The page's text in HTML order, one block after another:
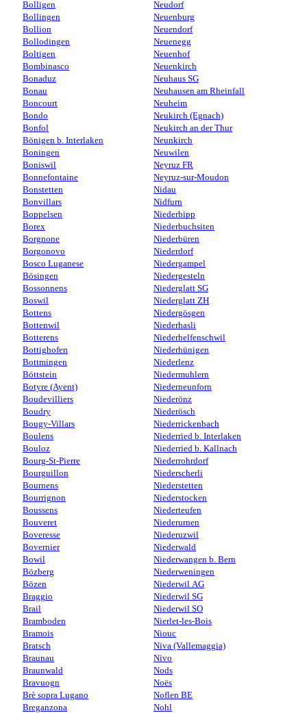
Bolligen
Bollingen
Bollion
Bollodingen
Boltigen
Bombinasco
Bonaduz
Bonau
Boncourt
Bondo
Bonfol
Bönigen b. Interlaken
Boningen
Boniswil
Bonnefontaine
Bonstetten
Bonvillars
Boppelsen
Borex
Borgnone
Borgonovo
Bosco Luganese
Bösingen
Bossonnens
Boswil
Bottens
Bottenwil
Botterens
Bottighofen
Bottmingen
Böttstein
Botyre (Ayent)
Boudevilliers
Boudry
Bougy-Villars
Boulens
Bouloz
Bourg-St-Pierre
Bourguillon
Bournens
Bourrignon
Boussens
Bouveret
Boveresse
Bovernier
Bowil
Bözberg
Bözen
Braggio
Brail
Bramboden
Bramois
Bratsch
Braunau
Braunwald
Bravuogn
Brè sopra Lugano
Breganzona
Neudorf
Neuenburg
Neuendorf
Neuenegg
Neuenhof
Neuenkirch
Neuhaus SG
Neuhausen am Rheinfall
Neuheim
Neukirch (Egnach)
Neukirch an der Thur
Neunkirch
Neuwilen
Neyruz FR
Neyruz-sur-Moudon
Nidau
Nidfurn
Niederbipp
Niederbuchsiten
Niederbüren
Niederdorf
Niedergampel
Niedergesteln
Niederglatt SG
Niederglatt ZH
Niedergösgen
Niederhasli
Niederhelfenschwil
Niederhünigen
Niederlenz
Niedermuhlern
Niederneunforn
Niederönz
Niederösch
Niederrickenbach
Niederried b. Interlaken
Niederried b. Kallnach
Niederrohrdorf
Niederscherli
Niederstetten
Niederstocken
Niederteufen
Niederurnen
Niederuzwil
Niederwald
Niederwangen b. Bern
Niederweningen
Niederwil AG
Niederwil SG
Niederwil SO
Nierlet-les-Bois
Niouc
Niva (Vallemaggia)
Nivo
Nods
Noës
Noflen BE
Nohl